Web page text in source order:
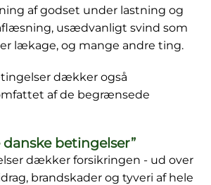
af godset under lastning og
usædvanligt svind som
lækage, og mange andre ting.
dækker også
af de begrænsede
betingelser”
dækker forsikringen - ud over
brandskader og tyveri af hele